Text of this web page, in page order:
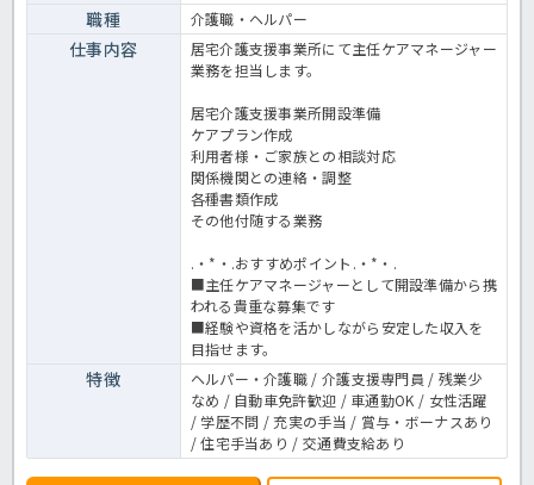
職種 介護職・ヘルパー
仕事内容
居宅介護支援事業所にて主任ケアマネージャー
業務を担当します。
居宅介護支援事業所開設準備
ケアプラン作成
利用者様・ご家族との相談対応
関係機関との連絡・調整
各種書類作成
その他付随する業務
.・*・.おすすめポイント.・*・.
■主任ケアマネージャーとして開設準備から携
われる貴重な募集です
■経験や資格を活かしながら安定した収入を
目指せます。
特徴
ヘルパー・介護職 / 介護支援専門員 / 残業少
なめ / 自動車免許歓迎 / 車通勤OK / 女性活躍
/ 学歴不問 / 充実の手当 / 賞与・ボーナスあり
/ 住宅手当あり / 交通費支給あり